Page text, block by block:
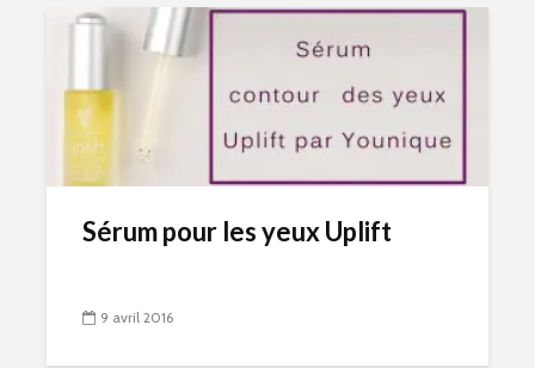
Sérum pour les yeux Uplift
9 avril 2016